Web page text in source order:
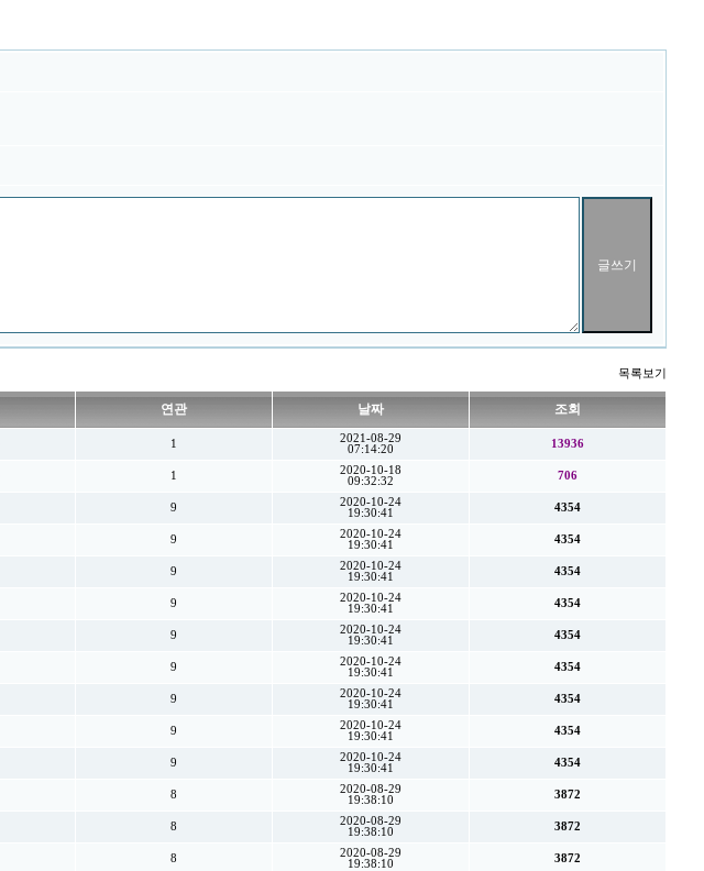
목록보기
연관 날짜 조회
1
2021-08-29
07:14:20
13936
1
2020-10-18
09:32:32
706
9
2020-10-24
19:30:41
4354
9
2020-10-24
19:30:41
4354
9
2020-10-24
19:30:41
4354
9
2020-10-24
19:30:41
4354
9
2020-10-24
19:30:41
4354
9
2020-10-24
19:30:41
4354
9
2020-10-24
19:30:41
4354
9
2020-10-24
19:30:41
4354
9
2020-10-24
19:30:41
4354
8
2020-08-29
19:38:10
3872
8
2020-08-29
19:38:10
3872
8
2020-08-29
19:38:10
3872